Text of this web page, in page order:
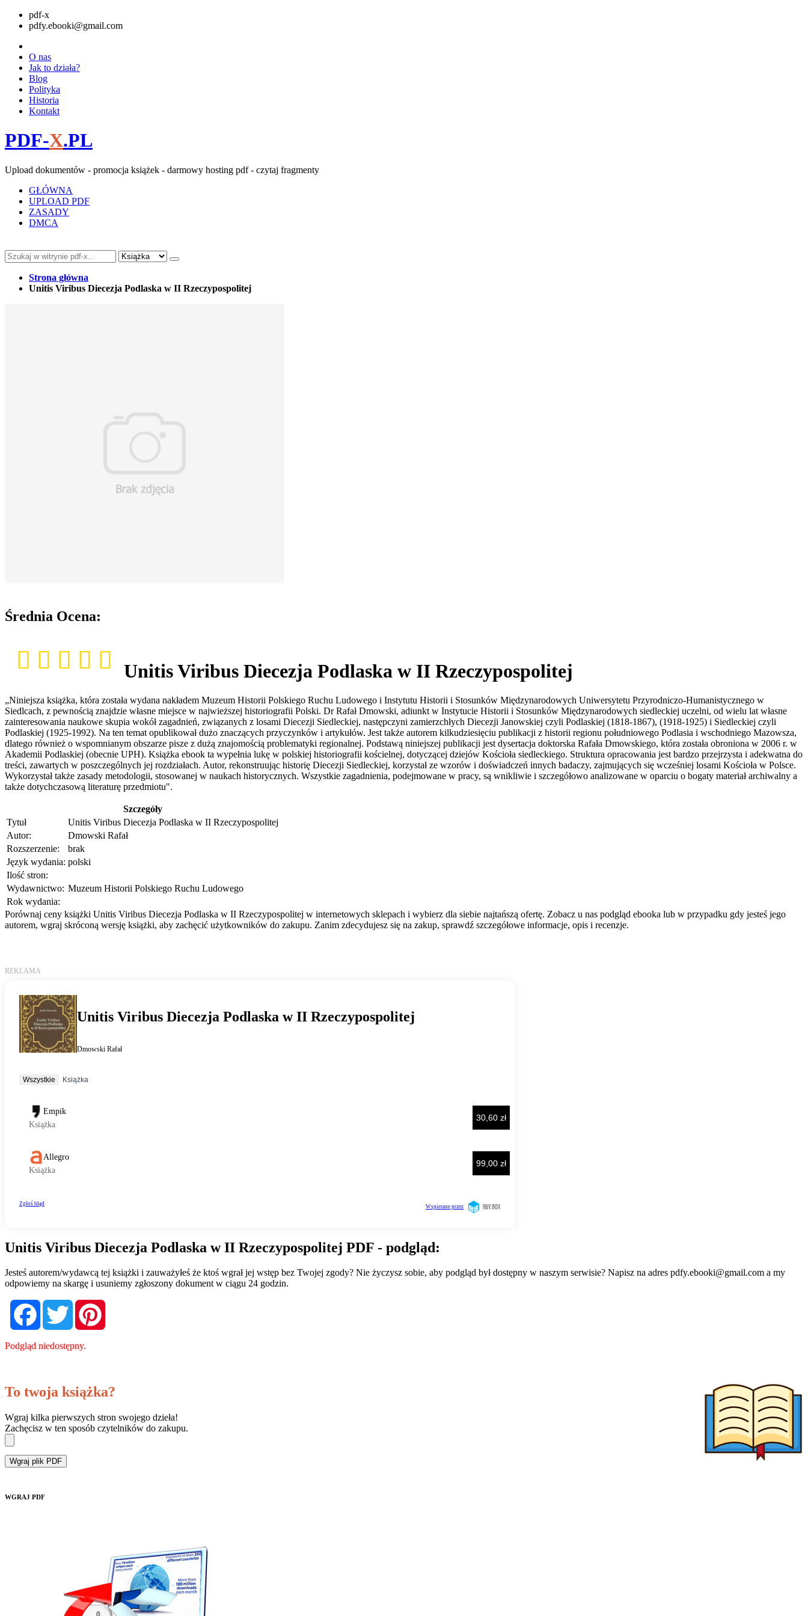
pdf-x
pdfy.ebooki@gmail.com
O nas
Jak to działa?
Blog
Polityka
Historia
Kontakt
PDF-X.PL
Upload dokumentów - promocja książek - darmowy hosting pdf - czytaj fragmenty
GŁÓWNA
UPLOAD PDF
ZASADY
DMCA
Strona główna
Unitis Viribus Diecezja Podlaska w II Rzeczypospolitej
Średnia Ocena:
Unitis Viribus Diecezja Podlaska w II Rzeczypospolitej
„Niniejsza książka, która została wydana nakładem Muzeum Historii Polskiego Ruchu Ludowego i Instytutu Historii i Stosunków Międzynarodowych Uniwersytetu Przyrodniczo-Humanistycznego w
Siedlcach, z pewnością znajdzie własne miejsce w najwieższej historiografii Polski. Dr Rafał Dmowski, adiunkt w Instytucie Historii i Stosunków Międzynarodowych siedleckiej uczelni, od wielu lat własne
zainteresowania naukowe skupia wokół zagadnień, związanych z losami Diecezji Siedleckiej, następczyni zamierzchłych Diecezji Janowskiej czyli Podlaskiej (1818-1867), (1918-1925) i Siedleckiej czyli
Podlaskiej (1925-1992). Na ten temat opublikował dużo znaczących przyczynków i artykułów. Jest także autorem kilkudziesięciu publikacji z historii regionu południowego Podlasia i wschodniego Mazowsza,
dlatego również o wspomnianym obszarze pisze z dużą znajomością problematyki regionalnej. Podstawą niniejszej publikacji jest dysertacja doktorska Rafała Dmowskiego, która została obroniona w 2006 r. w
Akademii Podlaskiej (obecnie UPH). Książka ebook ta wypełnia lukę w polskiej historiografii kościelnej, dotyczącej dziejów Kościoła siedleckiego. Struktura opracowania jest bardzo przejrzysta i adekwatna do
treści, zawartych w poszczególnych jej rozdziałach. Autor, rekonstruując historię Diecezji Siedleckiej, korzystał ze wzorów i doświadczeń innych badaczy, zajmujących się wcześniej losami Kościoła w Polsce.
Wykorzystał także zasady metodologii, stosowanej w naukach historycznych. Wszystkie zagadnienia, podejmowane w pracy, są wnikliwie i szczegółowo analizowane w oparciu o bogaty materiał archiwalny a
także dotychczasową literaturę przedmiotu".
Szczegóły
Tytuł
Unitis Viribus Diecezja Podlaska w II Rzeczypospolitej
Autor:
Dmowski Rafał
Rozszerzenie:
brak
Język wydania: polski
Ilość stron:
Wydawnictwo: Muzeum Historii Polskiego Ruchu Ludowego
Rok wydania:
Porównaj ceny książki Unitis Viribus Diecezja Podlaska w II Rzeczypospolitej w internetowych sklepach i wybierz dla siebie najtańszą ofertę. Zobacz u nas podgląd ebooka lub w przypadku gdy jesteś jego
autorem, wgraj skróconą wersję książki, aby zachęcić użytkowników do zakupu. Zanim zdecydujesz się na zakup, sprawdź szczegółowe informacje, opis i recenzje.
Unitis Viribus Diecezja Podlaska w II Rzeczypospolitej PDF - podgląd:
Jesteś autorem/wydawcą tej książki i zauważyłeś że ktoś wgrał jej wstęp bez Twojej zgody? Nie życzysz sobie, aby podgląd był dostępny w naszym serwisie? Napisz na adres pdfy.ebooki@gmail.com a my
odpowiemy na skargę i usuniemy zgłoszony dokument w ciągu 24 godzin.
FacebookTwitter
Podgląd niedostępny.
To twoja książka?
Wgraj kilka pierwszych stron swojego dzieła!
Zachęcisz w ten sposób czytelników do zakupu.
Wgraj plik PDF
WGRAJ PDF